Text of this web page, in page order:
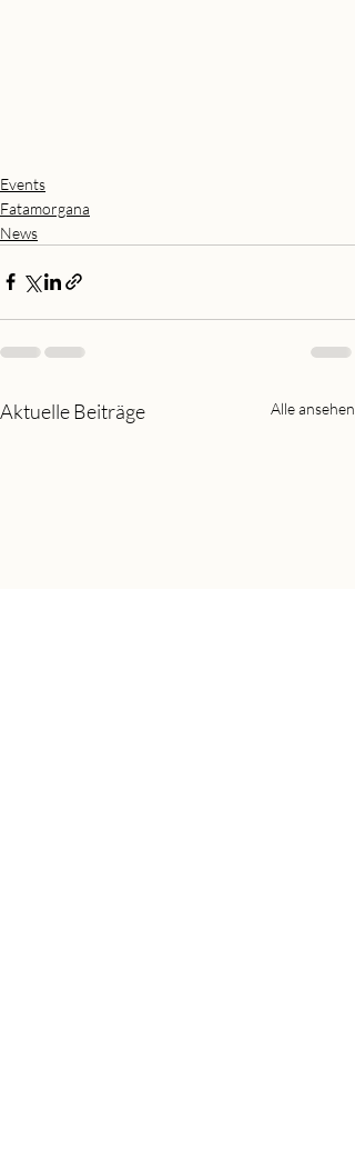
Events
Fatamorgana
News
Aktuelle Beiträge Alle ansehen